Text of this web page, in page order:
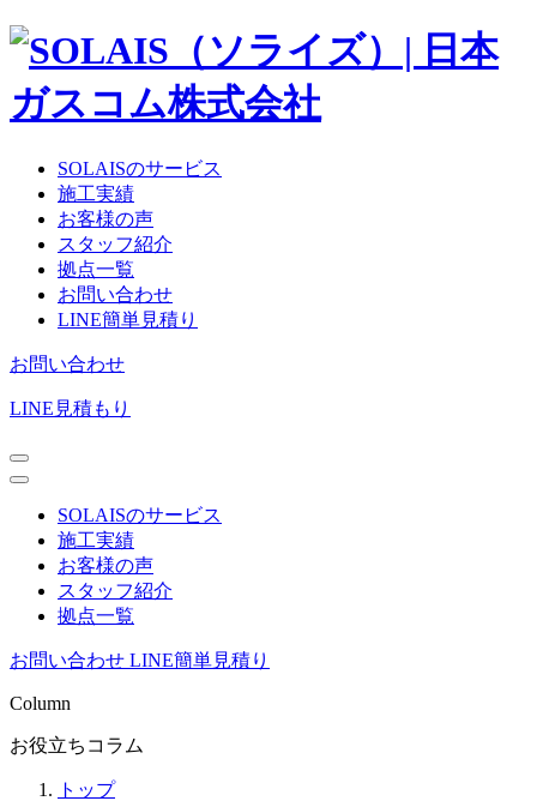
SOLAISのサービス
施工実績
お客様の声
スタッフ紹介
拠点一覧
お問い合わせ
LINE簡単見積り
お問い合わせ
LINE見積もり
SOLAISのサービス
施工実績
お客様の声
スタッフ紹介
拠点一覧
お問い合わせ LINE簡単見積り
Column
お役立ちコラム
トップ